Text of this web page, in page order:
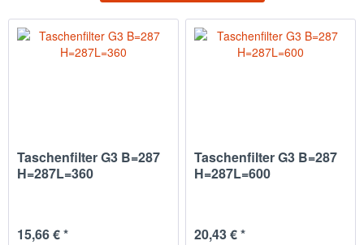
Taschenfilter G3 B=287
H=287L=360
15,66 € *
Taschenfilter G3 B=287
H=287L=600
20,43 € *